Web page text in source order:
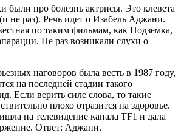
были про болезнь актрисы. Это клевета
не раз). Речь идет о Изабель Аджани.
по таким фильмам, как Подземка,
Не раз возникали слухи о
наговоров была весть в 1987 году,
на последней стадии такого
Если верить силе слова, то такие
плохо отразится на здоровье.
на телевидение канала TF1 и дала
Ответ: Аджани.